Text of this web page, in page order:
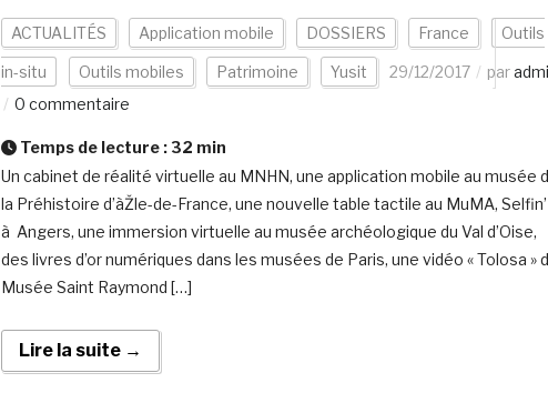
ACTUALITÉS Application mobile DOSSIERS France Outils
in-situ Outils mobiles Patrimoine Yusit 29/12/2017 par
0 commentaire
Temps de lecture : 32 min
Un cabinet de réalité virtuelle au MNHN, une application mobile au musée
la Préhistoire d’àŽle-de-France, une nouvelle table tactile au MuMA, Selfin’
à Angers, une immersion virtuelle au musée archéologique du Val d’Oise,
des livres d’or numériques dans les musées de Paris, une vidéo « Tolosa »
Musée Saint Raymond […]
Lire la suite →